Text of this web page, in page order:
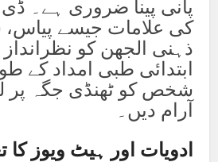
پانی پینا ضروری ہے۔
کی علامات جیسے پیاس،
ذہنی الجھن کو نظرانداز
ابتدائی طبی امداد کے
شخص کو ٹھنڈی جگہ پر
آرام دیں۔
ادویات اور ہیٹ ویوز کا